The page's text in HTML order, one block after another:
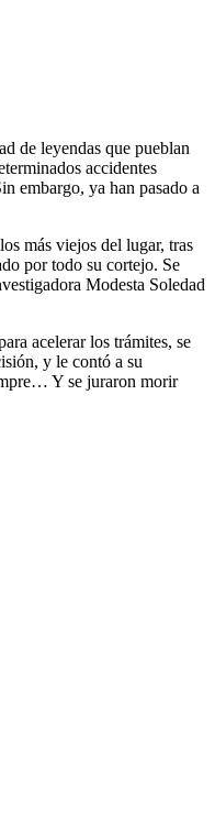
de leyendas que pueblan
accidentes
embargo, ya han pasado a
más viejos del lugar, tras
por todo su cortejo. Se
Modesta Soledad
acelerar los trámites, se
y le contó a su
Y se juraron morir